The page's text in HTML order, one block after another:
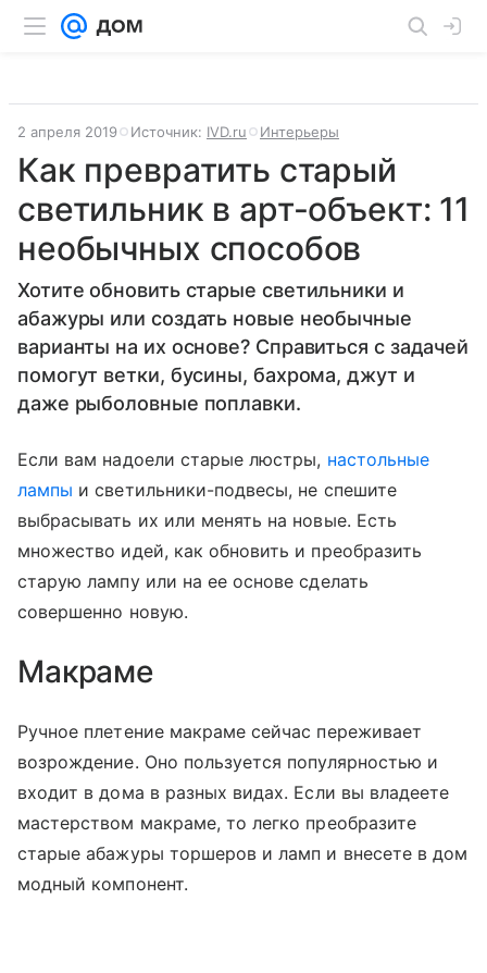
2 апреля 2019 Источник: IVD.ru Интерьеры
Как превратить старый
светильник в арт-объект: 11
необычных способов
Хотите обновить старые светильники и
абажуры или создать новые необычные
варианты на их основе? Справиться с задачей
помогут ветки, бусины, бахрома, джут и
даже рыболовные поплавки.
Если вам надоели старые люстры, настольные
лампы и светильники-подвесы, не спешите
выбрасывать их или менять на новые. Есть
множество идей, как обновить и преобразить
старую лампу или на ее основе сделать
совершенно новую.
Макраме
Ручное плетение макраме сейчас переживает
возрождение. Оно пользуется популярностью и
входит в дома в разных видах. Если вы владеете
мастерством макраме, то легко преобразите
старые абажуры торшеров и ламп и внесете в дом
модный компонент.